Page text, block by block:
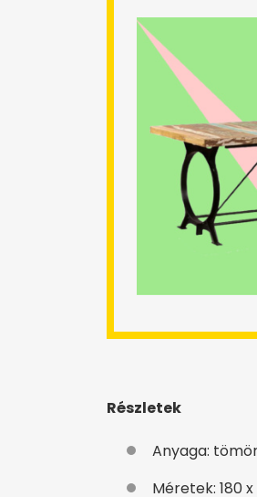
Részletek
Anyaga:
Méretek: 180